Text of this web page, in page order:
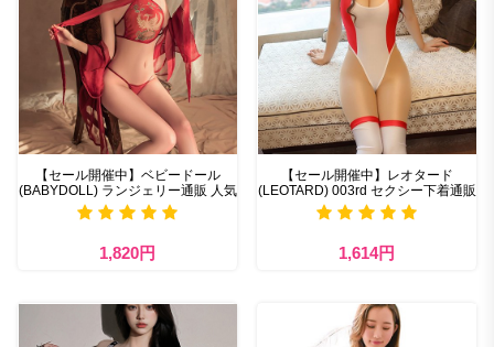
【セール開催中】ベビードール
(BABYDOLL) ランジェリー通販 人気
1,820円
【セール開催中】レオタード
(LEOTARD) 003rd セクシー下着通販
1,614円